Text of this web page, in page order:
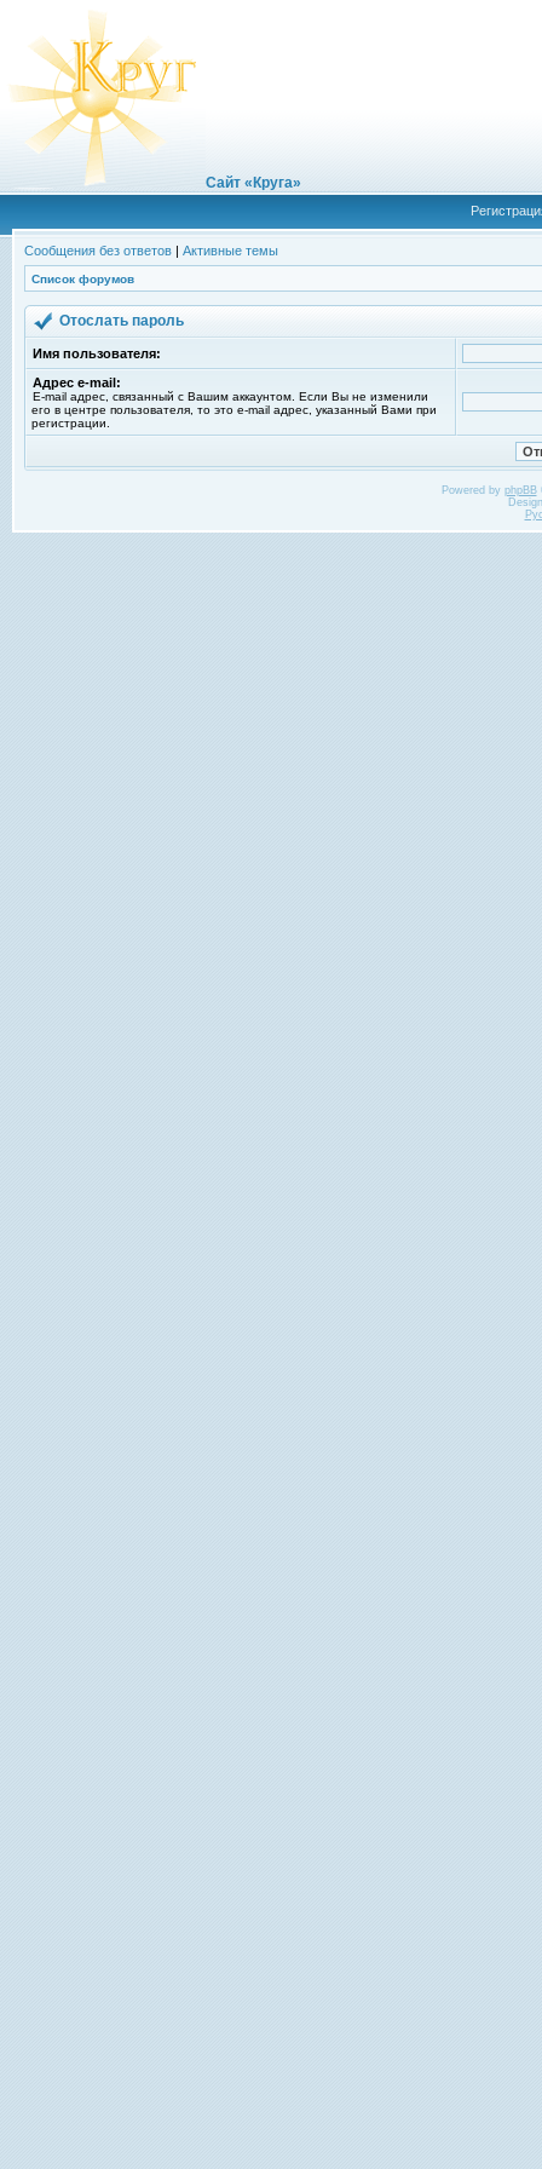
Сайт «Круга»
Сообщения без ответов | Активные темы
Список форумов
Отослать пароль
Имя пользователя:
Адрес e-mail:
E-mail адрес, связанный с Вашим аккаунтом. Если Вы не изменили
его в центре пользователя, то это e-mail адрес, указанный Вами при
регистрации.
Powered by phpBB